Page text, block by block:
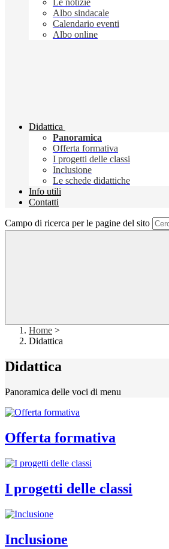
Le notizie
Albo sindacale
Calendario eventi
Albo online
Didattica
Panoramica
Offerta formativa
I progetti delle classi
Inclusione
Le schede didattiche
Info utili
Contatti
Campo di ricerca per le pagine del sito
Home >
Didattica
Didattica
Panoramica delle voci di menu
Offerta formativa
I progetti delle classi
Inclusione